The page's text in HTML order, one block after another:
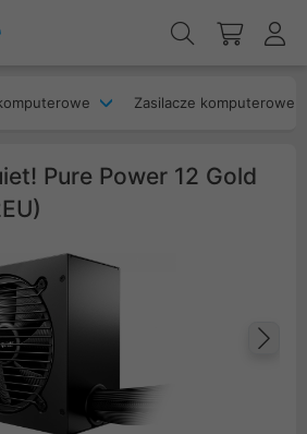
Zasilacze komputerowe
Pure Power 12 Gold